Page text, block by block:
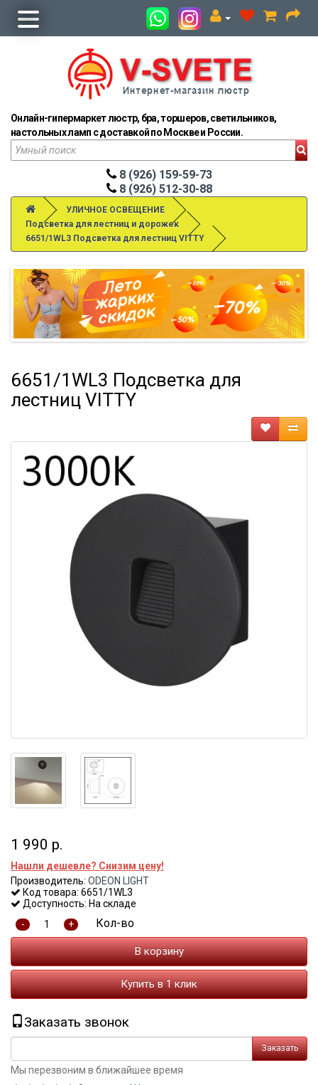
Онлайн-гипермаркет люстр, бра, торшеров, светильников,
настольных ламп с доставкой по Москве и России.
8 (926) 159-59-73
8 (926) 512-30-88
УЛИЧНОЕ ОСВЕЩЕНИЕ
Подсветка для лестниц и дорожек
6651/1WL3 Подсветка для лестниц VITTY
6651/1WL3 Подсветка для
лестниц VITTY
1 990 р.
Нашли дешевле? Снизим цену!
Производитель: ODEON LIGHT
Код товара: 6651/1WL3
Доступность: На складе
Кол-во
- +
В корзину
Купить в 1 клик
Заказать звонок
Заказать
Мы перезвоним в ближайшее время